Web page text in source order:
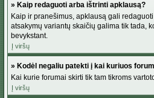
» Kaip redaguoti arba ištrinti apklausą?
Kaip ir pranešimus, apklausą gali
atsakymų variantų skaičių galima tik tada,
bevykstant.
Į viršų
» Kodėl negaliu patekti į kai kuriuos
Kai kurie forumai skirti tik tam tikroms
Į viršų